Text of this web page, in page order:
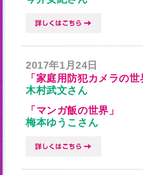
2017年1月24日
「家庭用防犯カメラの世
木村武文さん
「マンガ飯の世界」
梅本ゆうこさん